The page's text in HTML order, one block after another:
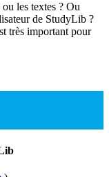
les textes ? Ou
de StudyLib ?
très important pour